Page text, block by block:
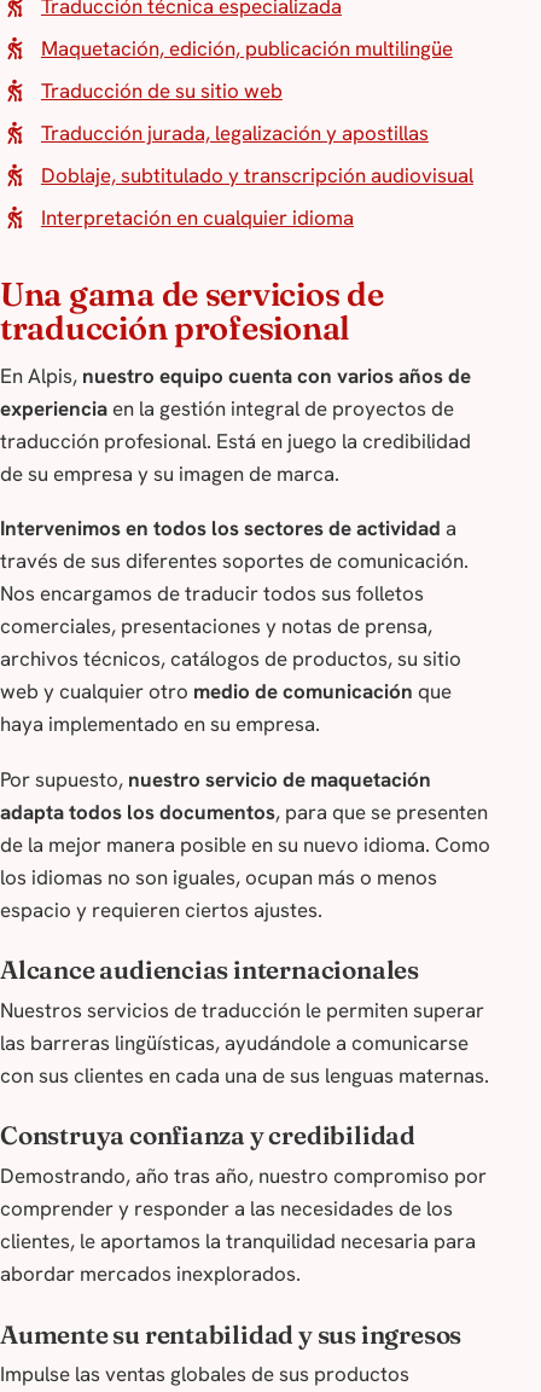
Traducción técnica especializada
Maquetación, edición, publicación multilingüe
Traducción de su sitio web
Traducción jurada, legalización y apostillas
Doblaje, subtitulado y transcripción audiovisual
Interpretación en cualquier idioma
Una gama de servicios de
traducción profesional
En Alpis, nuestro equipo cuenta con varios años de
experienciaen la gestión integral de proyectos de
traducción profesional. Está en juego la credibilidad
de su empresa y su imagen de marca.
Intervenimos en todos los sectores de actividad a
través de sus diferentes soportes de comunicación.
Nos encargamos de traducir todos sus folletos
comerciales, presentaciones y notas de prensa,
archivos técnicos, catálogos de productos, su sitio
web y cualquier otro medio de comunicación que
haya implementado en su empresa.
Por supuesto, nuestro servicio de maquetación
adapta todos los documentos, para que se presenten
de la mejor manera posible en su nuevo idioma. Como
los idiomas no son iguales, ocupan más o menos
espacio y requieren ciertos ajustes.
Alcance audiencias internacionales
Nuestros servicios de traducción le permiten superar
las barreras lingüísticas, ayudándole a comunicarse
con sus clientes en cada una de sus lenguas maternas.
Construya confianza y credibilidad
Demostrando, año tras año, nuestro compromiso por
comprender y responder a las necesidades de los
clientes, le aportamos la tranquilidad necesaria para
abordar mercados inexplorados.
Aumente su rentabilidad y sus ingresos
Impulse las ventas globales de sus productos